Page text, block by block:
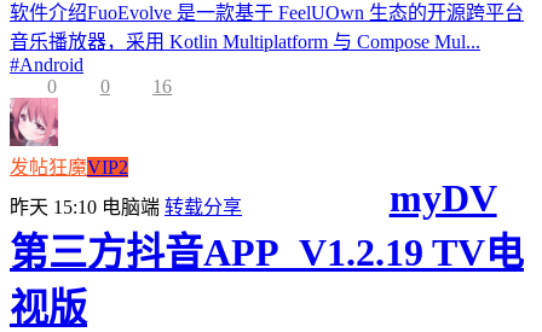
软件介绍FuoEvolve 是一款基于 FeelUOwn 生态的开源跨平台
音乐播放器，采用 Kotlin Multiplatform 与 Compose Mul...
#Android
0
0 16
发帖狂魔VIP2
昨天 15:10 电脑端 转载分享
myDV
第三方抖音APP_V1.2.19 TV电
视版